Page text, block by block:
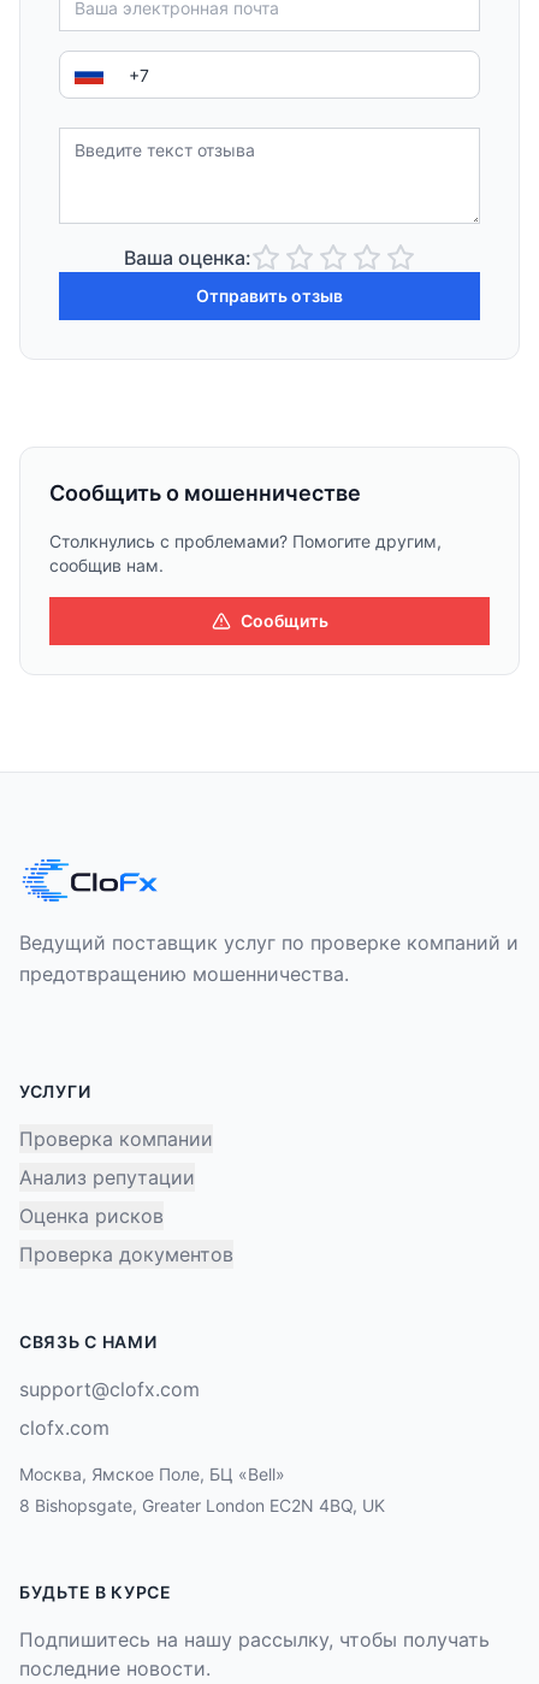
Ваша оценка:
Отправить отзыв
Сообщить о мошенничестве
Столкнулись с проблемами? Помогите другим,
сообщив нам.
Сообщить
Ведущий поставщик услуг по проверке компаний и
предотвращению мошенничества.
УСЛУГИ
Проверка компании
Анализ репутации
Оценка рисков
Проверка документов
СВЯЗЬ С НАМИ
support@clofx.com
clofx.com
Москва, Ямское Поле, БЦ «Bell»
8 Bishopsgate, Greater London EC2N 4BQ, UK
БУДЬТЕ В КУРСЕ
Подпишитесь на нашу рассылку, чтобы получать
последние новости.